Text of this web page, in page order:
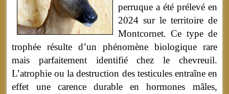
perruque a été prélevé en
2024 sur le territoire de
Montcornet. Ce type de
trophée résulte d’un phénomène biologique rare
mais parfaitement identifié chez le chevreuil.
L’atrophie ou la destruction des testicules entraîne en
effet une carence durable en hormones mâles,